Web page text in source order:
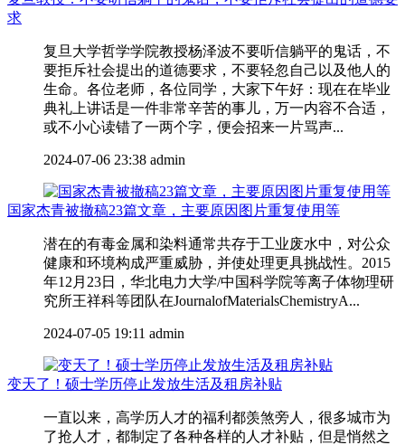
求
复旦大学哲学学院教授杨泽波不要听信躺平的鬼话，不
要拒斥社会提出的道德要求，不要轻忽自己以及他人的
生命。各位老师，各位同学，大家下午好：现在在毕业
典礼上讲话是一件非常辛苦的事儿，万一内容不合适，
或不小心读错了一两个字，便会招来一片骂声...
2024-07-06 23:38 admin
国家杰青被撤稿23篇文章，主要原因图片重复使用等
潜在的有毒金属和染料通常共存于工业废水中，对公众
健康和环境构成严重威胁，并使处理更具挑战性。2015
年12月23日，华北电力大学/中国科学院等离子体物理研
究所王祥科等团队在JournalofMaterialsChemistryA...
2024-07-05 19:11 admin
变天了！硕士学历停止发放生活及租房补贴
一直以来，高学历人才的福利都羡煞旁人，很多城市为
了抢人才，都制定了各种各样的人才补贴，但是悄然之